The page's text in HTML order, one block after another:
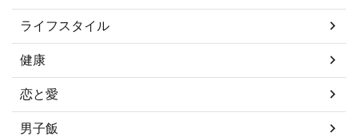
ライフスタイル
健康
恋と愛
男子飯